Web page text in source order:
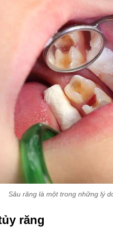
Sâu răng là một trong những lý
răng